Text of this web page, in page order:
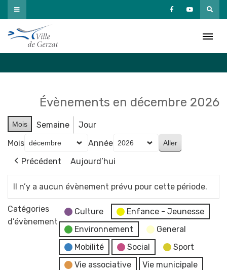
Passer
au
contenu
Évènements en décembre 2026
Mois Semaine
Jour
Mois
Année
Précédent
Aujourd’hui
Il n’y a aucun évènement prévu pour cette période.
Catégories
d’évènement
Culture
Enfance - Jeunesse
Environnement
General
Mobilité
Social
Sport
Vie associative
Vie municipale